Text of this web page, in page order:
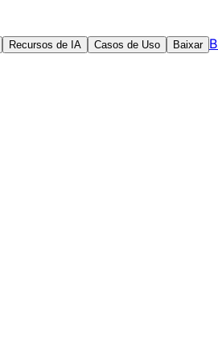
Recursos de IA Casos de Uso Baixar